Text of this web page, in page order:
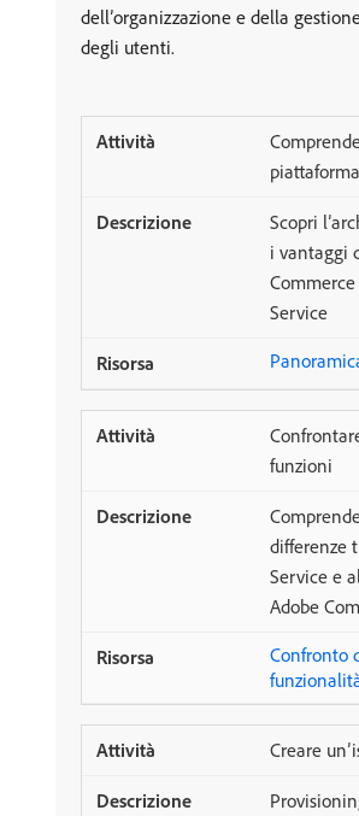
dell’organizzazione e della
degli utenti.
piattaforma
Scopri
i vantaggi
Service
funzioni
differenze
Service e
Adobe
Confronto
Creare